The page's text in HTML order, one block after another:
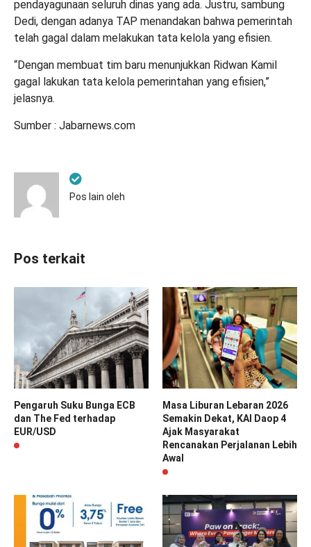
pendayagunaan seluruh dinas yang ada. Justru, sambung
Dedi, dengan adanya TAP menandakan bahwa pemerintah
telah gagal dalam melakukan tata kelola yang efisien.
“Dengan membuat tim baru menunjukkan Ridwan Kamil
gagal lakukan tata kelola pemerintahan yang efisien,”
jelasnya.
Sumber : Jabarnews.com
Pos lain oleh
Pos terkait
Pengaruh Suku Bunga ECB
dan The Fed terhadap
EUR/USD
Masa Liburan Lebaran 2026
Semakin Dekat, KAI Daop 4
Ajak Masyarakat
Rencanakan Perjalanan Lebih
Awal